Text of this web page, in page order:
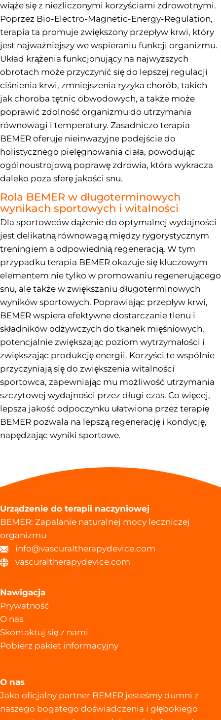
wiąże się z niezliczonymi korzyściami zdrowotnymi.
Poprzez Bio-Electro-Magnetic-Energy-Regulation,
terapia ta promuje zwiększony przepływ krwi, który
jest najważniejszy we wspieraniu funkcji organizmu.
Układ krążenia funkcjonujący na najwyższych
obrotach może przyczynić się do lepszej regulacji
ciśnienia krwi, zmniejszenia ryzyka chorób, takich
jak choroba tętnic obwodowych, a także może
poprawić zdolność organizmu do utrzymania
równowagi i temperatury. Zasadniczo terapia
BEMER oferuje nieinwazyjne podejście do
holistycznego pielęgnowania ciała, powodując
ogólnoustrojową poprawę zdrowia, która wykracza
daleko poza sferę jakości snu.
Rola BEMER w długoterminowych
wynikach sportowych i witalności
Dla sportowców dążenie do optymalnej wydajności
jest delikatną równowagą między rygorystycznym
treningiem a odpowiednią regeneracją. W tym
przypadku terapia BEMER okazuje się kluczowym
elementem nie tylko w promowaniu regenerującego
snu, ale także w zwiększaniu długoterminowych
wyników sportowych. Poprawiając przepływ krwi,
BEMER wspiera efektywne dostarczanie tlenu i
składników odżywczych do tkanek mięśniowych,
potencjalnie zwiększając poziom wytrzymałości i
zwiększając produkcję energii. Korzyści te wspólnie
przyczyniają się do zwiększenia witalności
sportowca, zapewniając mu możliwość utrzymania
szczytowej wydajności przez długi czas. Co więcej,
lepsza jakość odpoczynku ułatwiona przez terapię
BEMER pozwala na lepszą regenerację i kondycję,
napędzając wyniki sportowe.
Urządzenie do terapii naczyniowej
BEMER: Zapalanie naturalnej mocy leczniczej
organizmu
info@vascuraltherapydevice.com
vascuraltherapydevice.com
Nawigacja
Prywatność
O nas
Skontaktuj się z nami
Pobierz pakiet informacyjny
O nas
Jako oficjalny partner BEMER jesteśmy dumni z
naszego bogatego doświadczenia i głębokiego